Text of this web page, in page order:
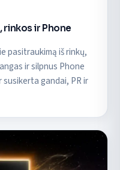
ir Phone
pasitraukimą iš rinkų,
ir silpnus Phone
susikerta gandai, PR ir